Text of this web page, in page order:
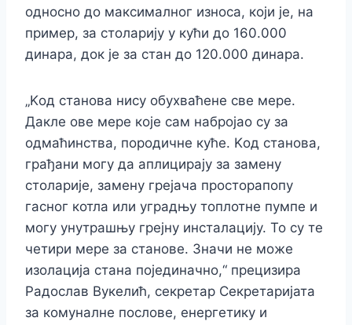
односно до максималног износа, који је, на
пример, за столарију у кући до 160.000
динара, док је за стан до 120.000 динара.
„Kод станова нису обухваћене све мере.
Дакле ове мере које сам набројао су за
одмаћинства, породичне куће. Kод станова,
грађани могу да аплицирају за замену
столарије, замену грејача просторапопу
гасног котла или уградњу топлотне пумпе и
могу унутрашњу грејну инсталацију. То су те
четири мере за станове. Значи не може
изолација стана појединачно,“ прецизира
Радослав Вукелић, секретар Секретаријата
за комуналне послове, енергетику и